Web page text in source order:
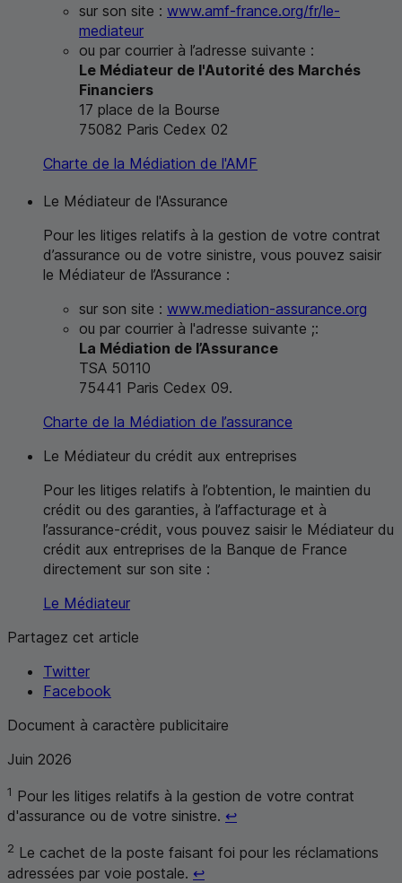
sur son site : www.amf-france.org/fr/le-
mediateur
ou par courrier à l’adresse suivante :
Le Médiateur de l'Autorité des Marchés
Financiers
17 place de la Bourse
75082 Paris Cedex 02
Charte de la Médiation de l'AMF
Le Médiateur de l'Assurance
Pour les litiges relatifs à la gestion de votre contrat
d’assurance ou de votre sinistre, vous pouvez saisir
le Médiateur de l’Assurance :
sur son site : www.mediation-assurance.org
ou par courrier à l'adresse suivante ;:
La Médiation de l’Assurance
TSA 50110
75441 Paris Cedex 09.
Charte de la Médiation de l’assurance
Le Médiateur du crédit aux entreprises
Pour les litiges relatifs à l’obtention, le maintien du
crédit ou des garanties, à l’affacturage et à
l’assurance-crédit, vous pouvez saisir le Médiateur du
crédit aux entreprises de la Banque de France
directement sur son site :
Le Médiateur
Partagez cet article
Twitter
Facebook
Document à caractère publicitaire
Juin 2026
1 Pour les litiges relatifs à la gestion de votre contrat
d'assurance ou de votre sinistre. ↩Retour au renvoi 1
2 Le cachet de la poste faisant foi pour les réclamations
adressées par voie postale. ↩Retour au renvoi 2